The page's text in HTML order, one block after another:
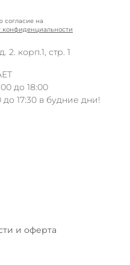
и наличием встроенной
размера.
Разработан
яркую расцветку, что
коробке!
- от 46 до 50 см), S
материал;
прогулки или занятий
согласие на
конфиденциальности
2. корп.1, стр. 1
до 18:00
17:30 в будние дни!
и оферта